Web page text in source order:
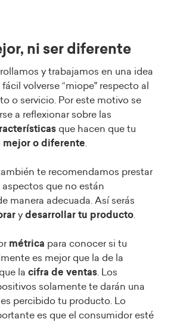
ni ser diferente
y trabajamos en una idea
volverse “miope" respecto al
o servicio. Por este motivo se
a reflexionar sobre las
que hacen que tu
mejor o diferente.
te recomendamos prestar
que no están
manera adecuada. Así serás
y desarrollar tu producto.
métrica para conocer si tu
es mejor que la de la
la cifra de ventas. Los
solamente te darán una
percibido tu producto. Lo
es que el consumidor esté